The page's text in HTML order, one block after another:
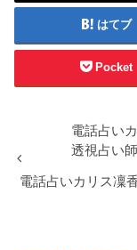
はてブ
Pocket
電話占い
透視占い
電話占いカリス凜